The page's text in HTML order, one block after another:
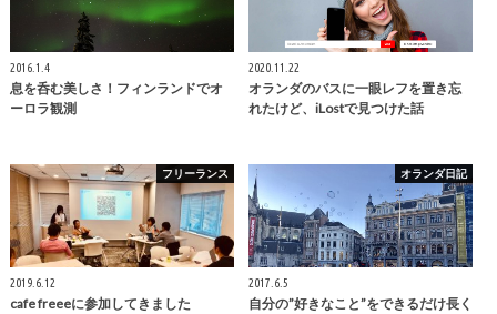
2016.1.4
息を呑む美しさ！フィンランドでオ
ーロラ観測
2020.11.22
オランダのバスに一眼レフを置き忘
れたけど、iLostで見つけた話
フリーランス
2019.6.12
cafe freeeに参加してきました
オランダ日記
2017.6.5
自分の”好きなこと”をできるだけ長く